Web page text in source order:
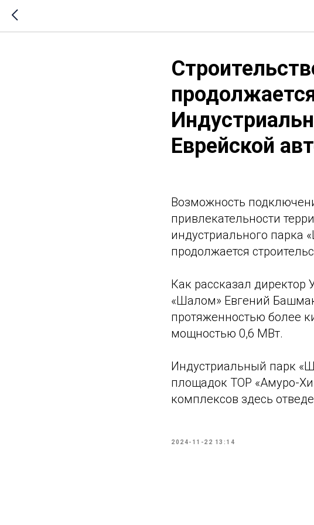
Еврейской
Возможность
привлекательности
индустриального парка
продолжается
Как рассказал
«Шалом» Евгений
протяженностью более
мощностью 0,6 МВт.
Индустриальный парк
площадок ТОР «Амуро-
комплексов здесь
2024-11-22 13:14